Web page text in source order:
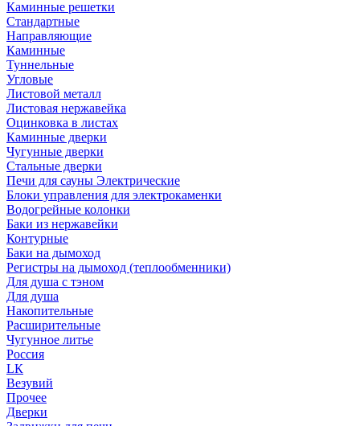
Каминные решетки
Стандартные
Направляющие
Каминные
Туннельные
Угловые
Листовой металл
Листовая нержавейка
Оцинковка в листах
Каминные дверки
Чугунные дверки
Стальные дверки
Печи для сауны Электрические
Блоки управления для электрокаменки
Водогрейные колонки
Баки из нержавейки
Контурные
Баки на дымоход
Регистры на дымоход (теплообменники)
Для душа с тэном
Для душа
Накопительные
Расширительные
Чугунное литье
Россия
LК
Везувий
Прочее
Дверки